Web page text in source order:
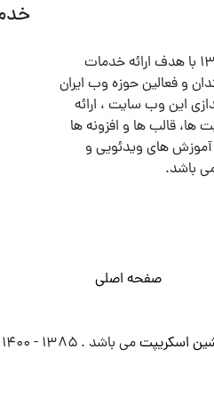
پرشین اسکریپت در سال ۱۳۸۶ با هدف ارائه خدمات
و فعالین حوزه وب ایران
این وب سایت ، ارائه
ها، قالب ها و افزونه ها
آموزش های ویدئویی و
باشد.
صفحه اصلی
اسکریپتمی باشد . ۱۳۸۵ - ۱۴۰۰